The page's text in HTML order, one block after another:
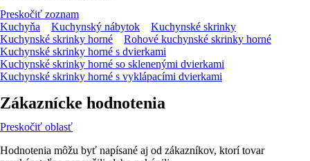
Preskočiť zoznam
Kuchyňa
Kuchynský nábytok
Kuchynské skrinky
Kuchynské skrinky horné
Rohové kuchynské skrinky horné
Kuchynské skrinky horné s dvierkami
Kuchynské skrinky horné so sklenenými dvierkami
Kuchynské skrinky horné s vyklápacími dvierkami
Zákaznícke hodnotenia
Preskočiť oblasť
Hodnotenia môžu byť napísané aj od zákazníkov, ktorí tovar